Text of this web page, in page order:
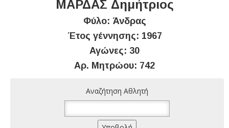
ΜΑΡΔΑΣ Δημήτριος
Φύλο: Άνδρας
Έτος γέννησης: 1967
Αγώνες: 30
Αρ. Μητρώου: 742
Αναζήτηση Αθλητή